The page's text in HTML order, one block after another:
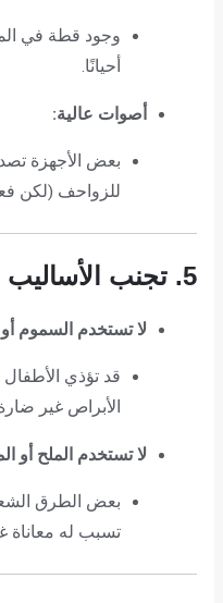
وجود قطة في
أحيانًا.
أصوات عالية:
بعض الأجهزة
للزواحف (لكن
5. تجنب الأساليب الضارة
لا تستخدم السموم أو
قد تؤذي الأطفال
الأبراص غير
لا تستخدم الملح أو
بعض الطرق
تسبب له معاناة